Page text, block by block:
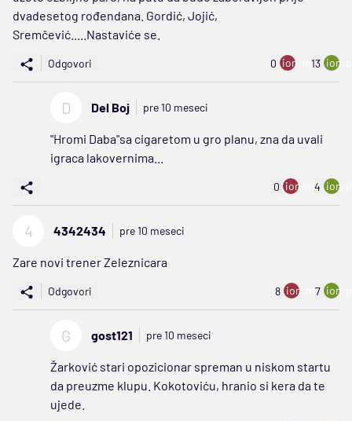
dvadesetog rođendana. Gordić, Jojić,
Sremčević.....Nastaviće se.
Odgovori 0 ion:minus
13
D Del Boj pre 10 meseci
"Hromi Daba"sa cigaretom u gro planu, zna da uvali
igraca lakovernima...
0 ion:minus
4
4 4342434 pre 10 meseci
Zare novi trener Zeleznicara
Odgovori 8 ion:minus
7
G gost121 pre 10 meseci
Žarković stari opozicionar spreman u niskom startu
da preuzme klupu. Kokotoviću, hranio si kera da te
ujede.